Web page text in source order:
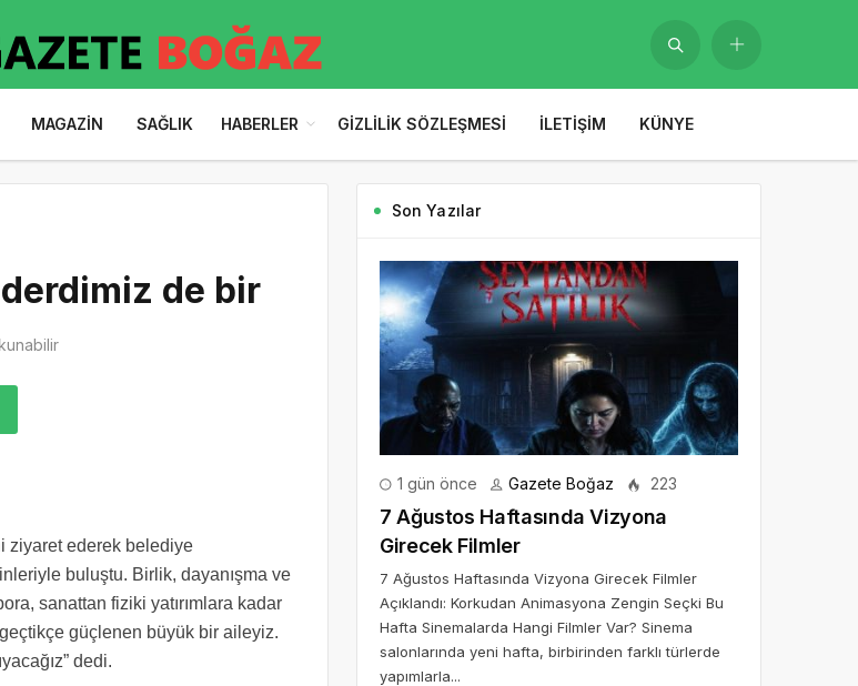
MAGAZIN SAĞLIK HABERLER GIZLILIK SÖZLEŞMESI İLETIŞIM KÜNYE
de bir
ziyaret ederek belediye
buluştu. Birlik, dayanışma ve
sanattan fiziki yatırımlara kadar
güçlenen büyük bir aileyiz.
dedi.
Son Yazılar
1 gün önce Gazete Boğaz 223
7 Ağustos Haftasında Vizyona
Girecek Filmler
7 Ağustos Haftasında Vizyona Girecek Filmler
Açıklandı: Korkudan Animasyona Zengin Seçki Bu
Hafta Sinemalarda Hangi Filmler Var? Sinema
salonlarında yeni hafta, birbirinden farklı türlerde
yapımlarla...